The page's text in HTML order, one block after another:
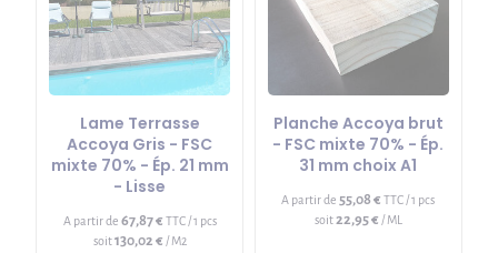
Lame Terrasse
Accoya Gris - FSC
mixte 70% - Ép. 21 mm
- Lisse
A partir de 67,87 € TTC / 1 pcs
soit130,02 € / M2
Planche Accoya brut
- FSC mixte 70% - Ép.
31 mm choix A1
A partir de 55,08 € TTC / 1 pcs
soit22,95 € / ML